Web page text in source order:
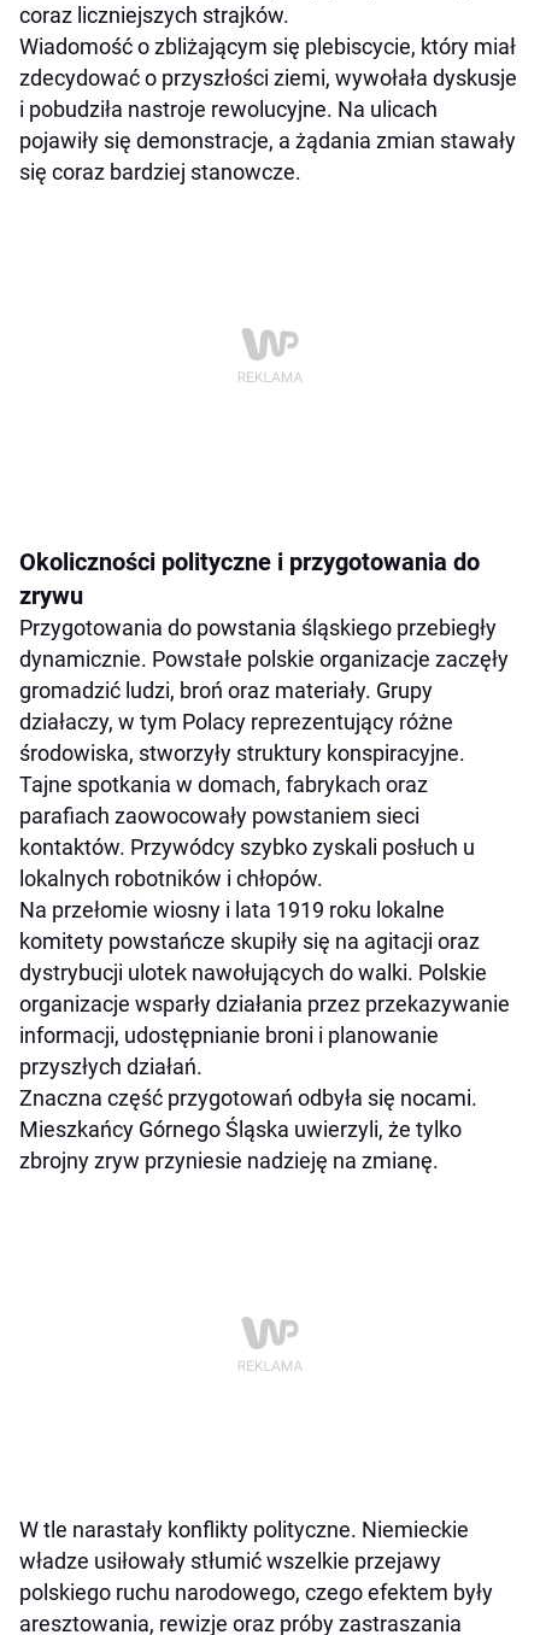
coraz liczniejszych strajków.
Wiadomość o zbliżającym się plebiscycie, który miał
zdecydować o przyszłości ziemi, wywołała dyskusje
i pobudziła nastroje rewolucyjne. Na ulicach
pojawiły się demonstracje, a żądania zmian stawały
się coraz bardziej stanowcze.
Okoliczności polityczne i przygotowania do
zrywu
Przygotowania do powstania śląskiego przebiegły
dynamicznie. Powstałe polskie organizacje zaczęły
gromadzić ludzi, broń oraz materiały. Grupy
działaczy, w tym Polacy reprezentujący różne
środowiska, stworzyły struktury konspiracyjne.
Tajne spotkania w domach, fabrykach oraz
parafiach zaowocowały powstaniem sieci
kontaktów. Przywódcy szybko zyskali posłuch u
lokalnych robotników i chłopów.
Na przełomie wiosny i lata 1919 roku lokalne
komitety powstańcze skupiły się na agitacji oraz
dystrybucji ulotek nawołujących do walki. Polskie
organizacje wsparły działania przez przekazywanie
informacji, udostępnianie broni i planowanie
przyszłych działań.
Znaczna część przygotowań odbyła się nocami.
Mieszkańcy Górnego Śląska uwierzyli, że tylko
zbrojny zryw przyniesie nadzieję na zmianę.
W tle narastały konflikty polityczne. Niemieckie
władze usiłowały stłumić wszelkie przejawy
polskiego ruchu narodowego, czego efektem były
aresztowania, rewizje oraz próby zastraszania